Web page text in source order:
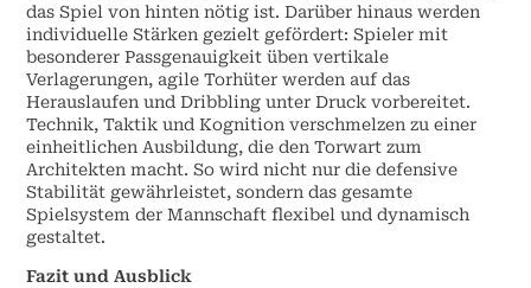
das Spiel von hinten nötig ist. Darüber hinaus werden
individuelle Stärken gezielt gefördert: Spieler mit
besonderer Passgenauigkeit üben vertikale
Verlagerungen, agile Torhüter werden auf das
Herauslaufen und Dribbling unter Druck vorbereitet.
Technik, Taktik und Kognition verschmelzen zu einer
einheitlichen Ausbildung, die den Torwart zum
Architekten macht. So wird nicht nur die defensive
Stabilität gewährleistet, sondern das gesamte
Spielsystem der Mannschaft flexibel und dynamisch
gestaltet.
Fazit und Ausblick